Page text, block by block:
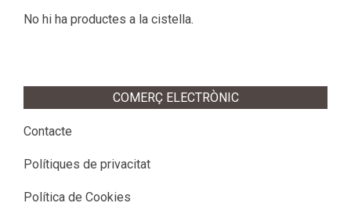
No hi ha productes a la cistella.
COMERÇ ELECTRÒNIC
Contacte
Polítiques de privacitat
Política de Cookies